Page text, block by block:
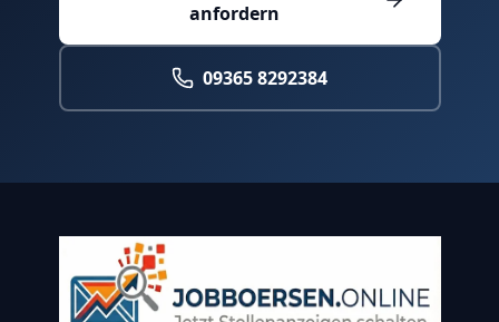
anfordern
09365 8292384